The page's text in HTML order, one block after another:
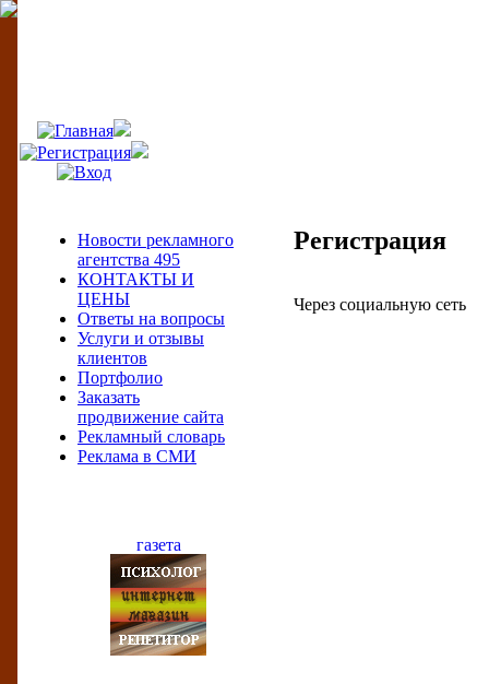
Новости рекламного
агентства 495
КОНТАКТЫ И
ЦЕНЫ
Ответы на вопросы
Услуги и отзывы
клиентов
Портфолио
Заказать
продвижение сайта
Рекламный словарь
Реклама в СМИ
Регистрация
Через социальную сеть